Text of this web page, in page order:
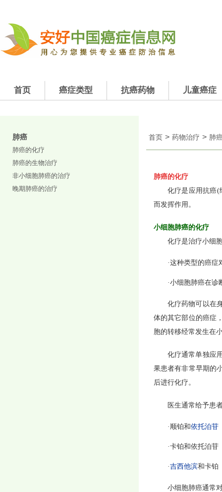
首页 癌症类型 抗癌药物 儿童癌症
肺癌
肺癌的化疗
肺癌的生物治疗
非小细胞肺癌的治疗
晚期肺癌的治疗
首页 > 药物治疗 > 肺
肺癌的化疗
化疗是应用抗癌(
而发挥作用。
小细胞肺癌的化疗
化疗是治疗小细
·这种类型的癌症
·小细胞肺癌在诊
化疗药物可以在
体的其它部位的癌症
胞的转移经常发生在
化疗通常单独应
果患者有非常早期的
后进行化疗。
医生通常给予患
·顺铂和依托泊苷
·卡铂和依托泊苷
·吉西他滨和卡铂
小细胞肺癌通常